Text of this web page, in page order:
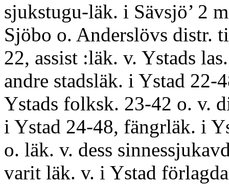
sjukstugu-läk. i Sävsjö’ 2
Sjöbo o. Anderslövs distr.
22, assist :läk. v. Ystads
andre stadsläk. i Ystad 22-
Ystads folksk. 23-42 o. v.
i Ystad 24-48, fängrläk. i
o. läk. v. dess
varit läk. v. i Ystad